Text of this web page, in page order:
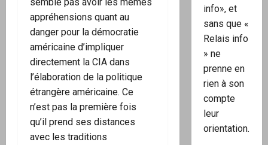
appréhensions quant au
danger pour la démocratie
américaine d’impliquer
directement la CIA dans
l’élaboration de la politique
étrangère américaine. Ce
n’est pas la première fois
qu’il prend ses distances
avec les traditions
info», et
sans que «
Relais info
» ne
prenne en
rien à son
compte
leur
orientation.